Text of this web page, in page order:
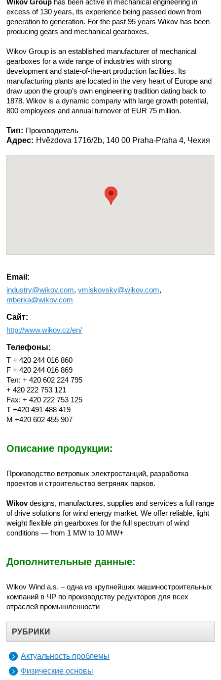
Wikov Group has been active in mechanical engineering in
excess of 130 years, its experience being passed down from
generation to generation. For the past 95 years Wikov has been
producing gears and mechanical gearboxes.
Wikov Group is an established manufacturer of mechanical
gearboxes for a wide range of industries with strong
development and state-of-the-art production facilities. Its
manufacturing plants are located in the very heart of Europe and
draw upon the group’s own engineering tradition dating back to
1878. Wikov is a dynamic company with large growth potential,
800 employees and annual turnover of EUR 75 million.
Тип: Производитель
Адрес: Hvězdova 1716/2b, 140 00 Praha-Praha 4, Чехия
Email:
industry@wikov.com,vmiskovsky@wikov.com,
mberka@wikov.com
Сайт:
http://www.wikov.cz/en/
Телефоны:
T + 420 244 016 860
F + 420 244 016 869
Тел: + 420 602 224 795
+ 420 222 753 121
Fax: + 420 222 753 125
T +420 491 488 419
M +420 602 455 907
Описание продукции:
Производство ветрoвых электростанций, разработка
проектов и строительство ветрянях парков.
Wikovdesigns, manufactures, supplies and services a full range
of drive solutions for wind energy market. We offer reliable, light
weight flexible pin gearboxes for the full spectrum of wind
conditions — from 1 MW to 10 MW+
Дополнительные данные:
Wikov Wind a.s. – одна из крупнейших машиностроительных
компаний в ЧР по производству редукторов для всех
отраслей промышленности
РУБРИКИ
Актуальность проблемы
Физические основы